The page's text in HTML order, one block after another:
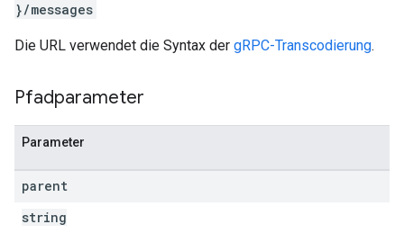
}/messages
Die URL verwendet die Syntax der gRPC-Transcodierung.
Pfadparameter
Parameter
parent
string